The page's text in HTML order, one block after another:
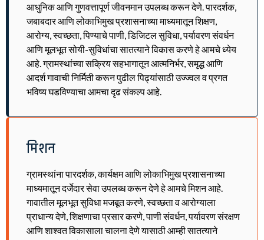
आधुनिक आणि गुणवत्तापूर्ण जीवनमान उपलब्ध करून देणे. पारदर्शक,
जबाबदार आणि लोकाभिमुख प्रशासनाच्या माध्यमातून शिक्षण,
आरोग्य, स्वच्छता, पिण्याचे पाणी, डिजिटल सुविधा, पर्यावरण संवर्धन
आणि मूलभूत सोयी-सुविधांचा सातत्याने विकास करणे हे आमचे ध्येय
आहे. ग्रामस्थांच्या सक्रिय सहभागातून आत्मनिर्भर, समृद्ध आणि
आदर्श गावाची निर्मिती करून पुढील पिढ्यांसाठी उज्ज्वल व प्रगत
भविष्य घडविण्याचा आमचा दृढ संकल्प आहे.
मिशन
ग्रामस्थांना पारदर्शक, कार्यक्षम आणि लोकाभिमुख प्रशासनाच्या
माध्यमातून दर्जेदार सेवा उपलब्ध करून देणे हे आमचे मिशन आहे.
गावातील मूलभूत सुविधा मजबूत करणे, स्वच्छता व आरोग्याला
प्राधान्य देणे, शिक्षणाचा प्रसार करणे, पाणी संवर्धन, पर्यावरण संरक्षण
आणि शाश्वत विकासाला चालना देणे यासाठी आम्ही सातत्याने